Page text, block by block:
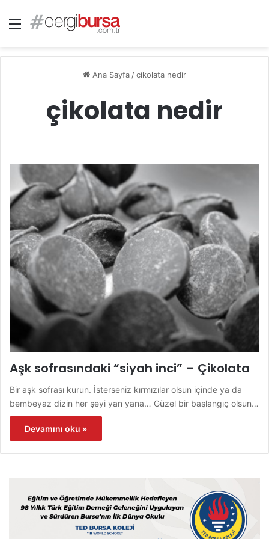
Menü
Ana Sayfa /çikolata nedir
çikolata nedir
Aşk sofrasındaki “siyah inci” – Çikolata
Bir aşk sofrası kurun. İsterseniz kırmızılar olsun içinde ya da
bembeyaz dizin her şeyi yan yana… Güzel bir başlangıç olsun…
Devamını oku »